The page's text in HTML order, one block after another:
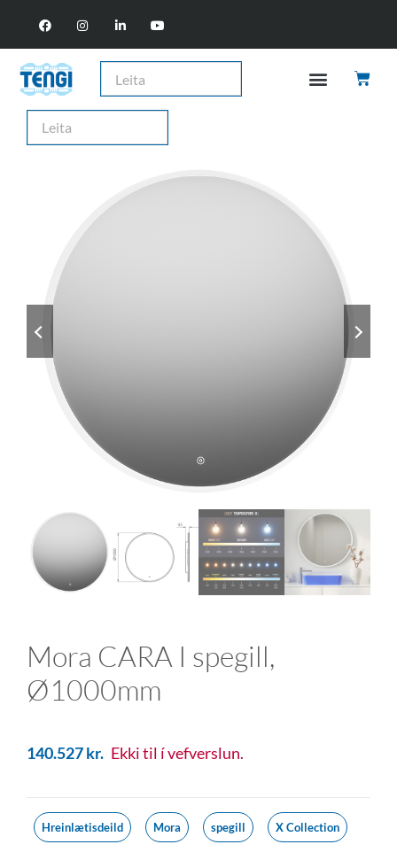
Mora CARA I spegill,
Ø1000mm
140.527kr. Ekki til í vefverslun.
Hreinlætisdeild Mora spegill X Collection